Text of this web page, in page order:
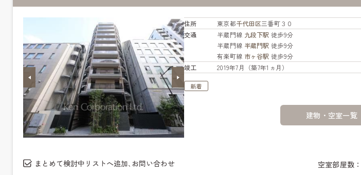
住所 東京都千代田区三番町３０
交通
半蔵門線 九段下駅 徒歩9分
半蔵門線 半蔵門駅 徒歩9分
有楽町線 市ヶ谷駅 徒歩9分
竣工
2019年7月（築7年1ヵ月）
新着
建物・空室一覧
まとめて検討中リストへ追加､お問い合わせ 空室部屋数：